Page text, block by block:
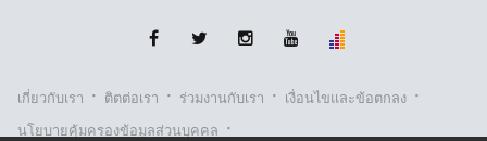
เกี่ยวกับเรา · ติตต่อเรา · ร่วมงานกับเรา · เงื่อนไขและข้อตกลง ·
นโยบายคุ้มครองข้อมูลส่วนบุคคล ·